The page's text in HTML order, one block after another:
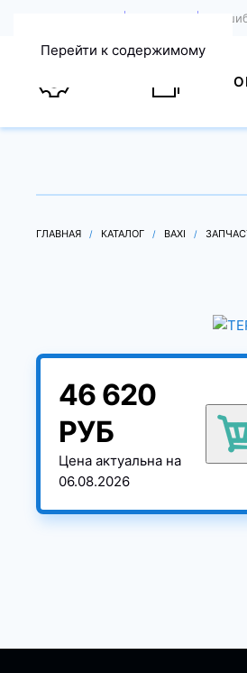
Перейти к содержимому
ГЛАВНАЯ КАТАЛОГ BAXI
46 620
РУБ
Цена актуальна на
06.08.2026